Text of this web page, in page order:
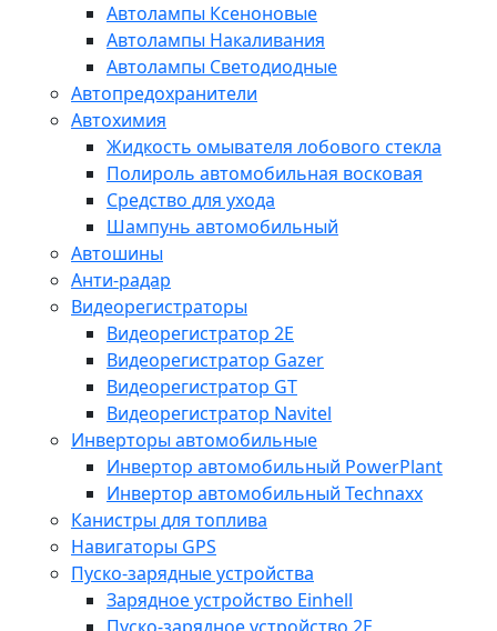
Автолампы Ксеноновые
Автолампы Накаливания
Автолампы Светодиодные
Автопредохранители
Автохимия
Жидкость омывателя лобового стекла
Полироль автомобильная восковая
Средство для ухода
Шампунь автомобильный
Автошины
Анти-радар
Видеорегистраторы
Видеорегистратор 2E
Видеорегистратор Gazer
Видеорегистратор GT
Видеорегистратор Navitel
Инверторы автомобильные
Инвертор автомобильный PowerPlant
Инвертор автомобильный Technaxx
Канистры для топлива
Навигаторы GPS
Пуско-зарядные устройства
Зарядное устройство Einhell